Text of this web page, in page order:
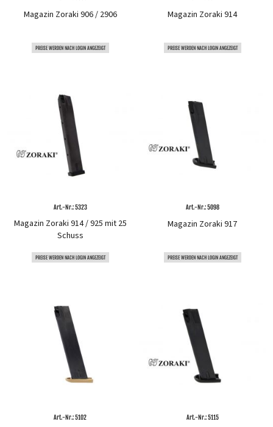
Magazin Zoraki 906 / 2906
PREISE WERDEN NACH LOGIN ANGEZEIGT
Magazin Zoraki 914
PREISE WERDEN NACH LOGIN ANGEZEIGT
Art.-Nr.: 5323
Magazin Zoraki 914 / 925 mit 25
Schuss
PREISE WERDEN NACH LOGIN ANGEZEIGT
Art.-Nr.: 5098
Magazin Zoraki 917
PREISE WERDEN NACH LOGIN ANGEZEIGT
Art.-Nr.: 5102 Art.-Nr.: 5115